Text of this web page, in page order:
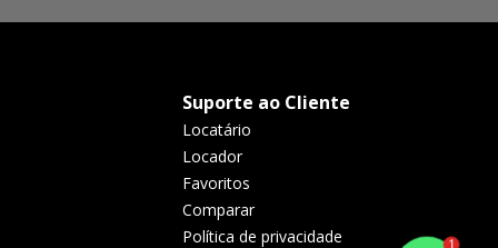
Suporte ao Cliente
Locatário
Locador
Favoritos
Comparar
Política de privacidade
1